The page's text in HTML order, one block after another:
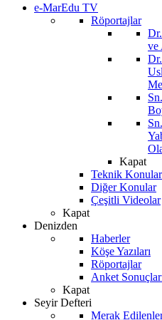
e-MarEdu TV
Röportajlar
ve
Kapat
Teknik Konular
Diğer Konular
Çeşitli Videolar
Kapat
Denizden
Haberler
Köşe Yazıları
Röportajlar
Anket
Kapat
Seyir Defteri
Merak